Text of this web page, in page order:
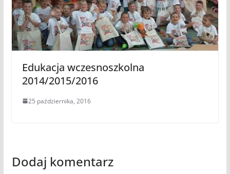
Edukacja wczesnoszkolna
2014/2015/2016
25 października, 2016
Dodaj komentarz